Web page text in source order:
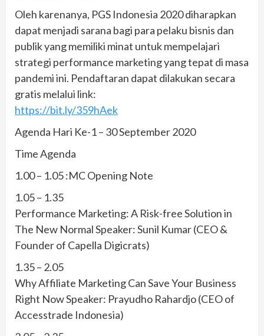
Oleh karenanya, PGS Indonesia 2020 diharapkan
dapat menjadi sarana bagi para pelaku bisnis dan
publik yang memiliki minat untuk mempelajari
strategi performance marketing yang tepat di masa
pandemi ini. Pendaftaran dapat dilakukan secara
gratis melalui link:
https://bit.ly/359hAek
Agenda Hari Ke-1 – 30 September 2020
Time Agenda
1.00 – 1.05 :MC Opening Note
1.05 – 1.35
Performance Marketing: A Risk-free Solution in
The New Normal Speaker: Sunil Kumar (CEO &
Founder of Capella Digicrats)
1.35 – 2.05
Why Affiliate Marketing Can Save Your Business
Right Now Speaker: Prayudho Rahardjo (CEO of
Accesstrade Indonesia)